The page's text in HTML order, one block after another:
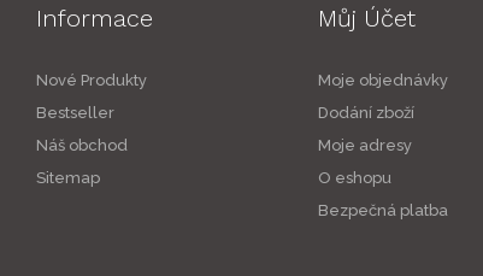
Informace
Nové Produkty
Bestseller
Náš obchod
Sitemap
Můj Účet
Moje objednávky
Dodání zboží
Moje adresy
O eshopu
Bezpečná platba